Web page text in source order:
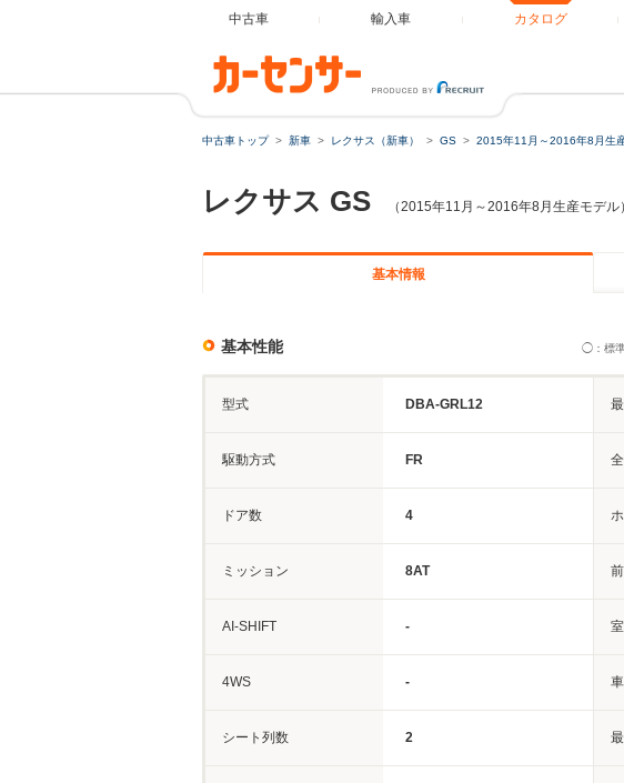
中古車 輸入車 カタログ
中古車トップ 新車 レクサス（新車） GS 2015年11月～2016年8月生
レクサス GS （2015年11月～2016年8月生産モデ
基本情報
基本性能 ◯：標
型式 DBA-GRL12
駆動方式 FR
ドア数 4
ミッション 8AT
AI-SHIFT -
4WS -
シート列数 2